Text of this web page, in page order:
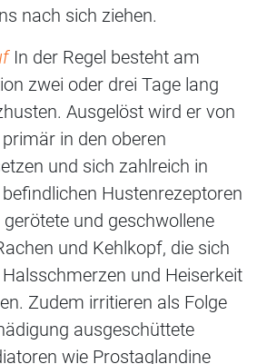
nach sich ziehen.
In der Regel besteht am
zwei oder drei Tage lang
Ausgelöst wird er von
in den oberen
und sich zahlreich in
Hustenrezeptoren
und geschwollene
und Kehlkopf, die sich
und Heiserkeit
Zudem irritieren als Folge
ausgeschüttete
wie Prostaglandine